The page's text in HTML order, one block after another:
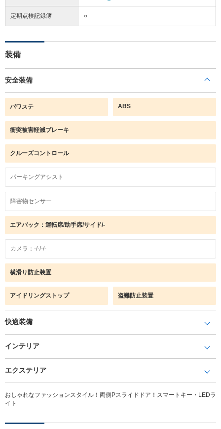
定期点検記録簿 ○
装備
安全装備
パワステ ABS
衝突被害軽減ブレーキ
クルーズコントロール
パーキングアシスト
障害物センサー
エアバック：運転席/助手席/サイド/-
カメラ：-/-/-/-
横滑り防止装置
アイドリングストップ 盗難防止装置
快適装備
インテリア
エクステリア
おしゃれなファッションスタイル！両側Pスライドドア！スマートキー・LEDラ
イト